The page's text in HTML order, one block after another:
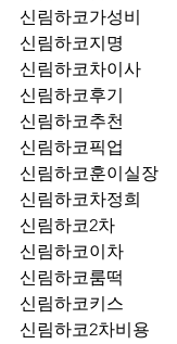
신림하코가성비
신림하코지명
신림하코차이사
신림하코후기
신림하코추천
신림하코훈이실장
신림하코차정희
신림하코2차
신림하코이차
신림하코룸떡
신림하코키스
신림하코2차비용